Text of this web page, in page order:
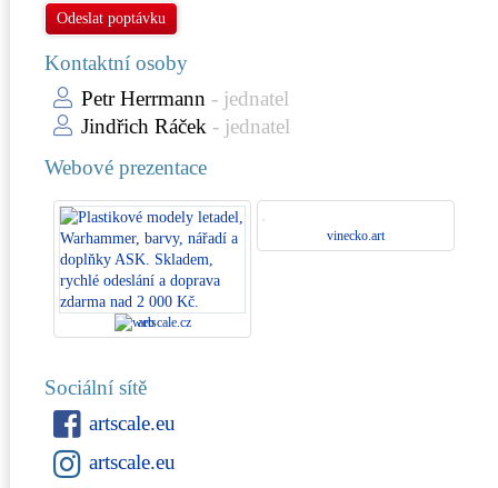
Odeslat poptávku
Kontaktní osoby
Petr Herrmann - jednatel
Jindřich Ráček - jednatel
Webové prezentace
artscale.cz
vinecko.art
Sociální sítě
artscale.eu
artscale.eu